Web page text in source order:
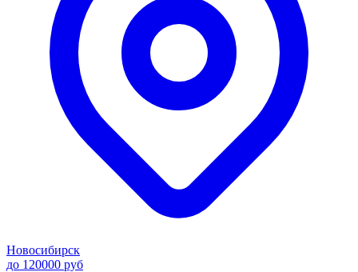
Новосибирск
до 120000 руб